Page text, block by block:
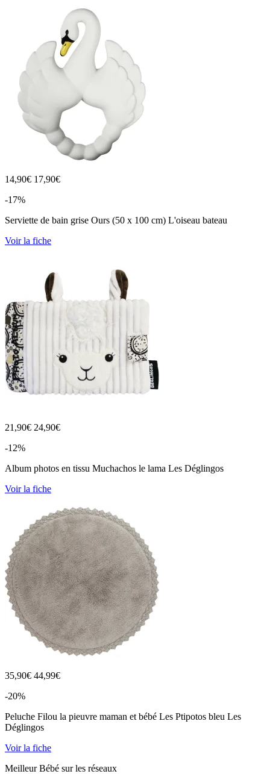
14,90€ 17,90€
-17%
Serviette de bain grise Ours (50 x 100 cm) L'oiseau bateau
Voir la fiche
21,90€ 24,90€
-12%
Album photos en tissu Muchachos le lama Les Déglingos
Voir la fiche
35,90€ 44,99€
-20%
Peluche Filou la pieuvre maman et bébé Les Ptipotos bleu Les
Déglingos
Voir la fiche
Meilleur Bébé sur les réseaux